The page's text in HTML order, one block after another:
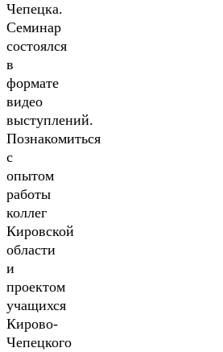
Чепецка.
Семинар
состоялся
в
формате
видео
выступлений.
Познакомиться
с
опытом
работы
коллег
Кировской
области
и
проектом
учащихся
Кирово-
Чепецкого